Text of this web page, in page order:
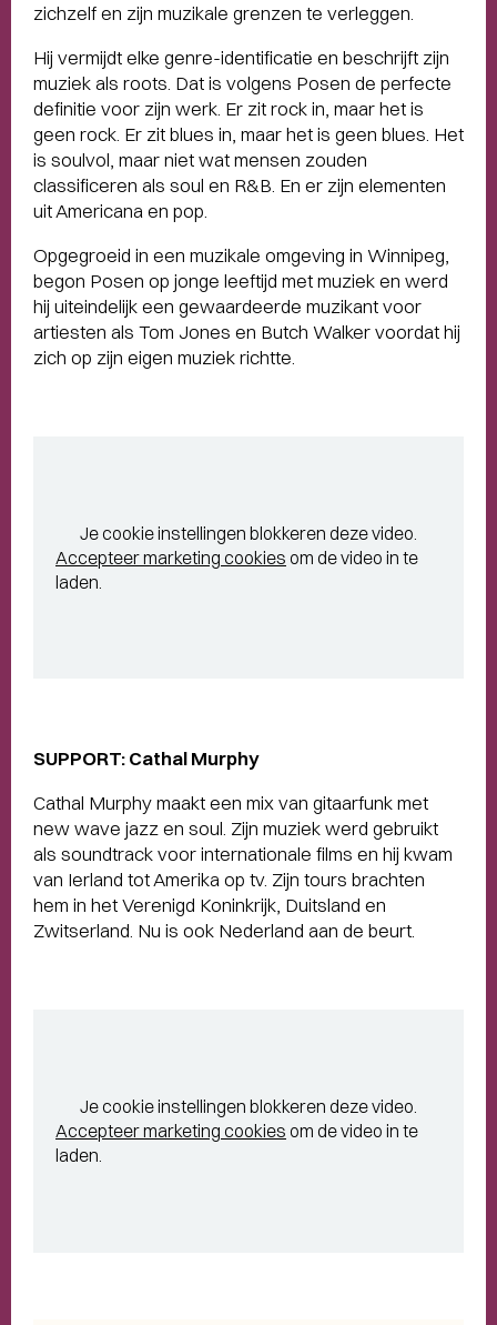
zichzelf en zijn muzikale grenzen te verleggen.
Hij vermijdt elke genre-identificatie en beschrijft zijn
muziek als roots. Dat is volgens Posen de perfecte
definitie voor zijn werk. Er zit rock in, maar het is
geen rock. Er zit blues in, maar het is geen blues. Het
is soulvol, maar niet wat mensen zouden
classificeren als soul en R&B. En er zijn elementen
uit Americana en pop.
Opgegroeid in een muzikale omgeving in Winnipeg,
begon Posen op jonge leeftijd met muziek en werd
hij uiteindelijk een gewaardeerde muzikant voor
artiesten als Tom Jones en Butch Walker voordat hij
zich op zijn eigen muziek richtte.
Je cookie instellingen blokkeren deze video.
Accepteer marketing cookies om de video in te
laden.
SUPPORT: Cathal Murphy
Cathal Murphy maakt een mix van gitaarfunk met
new wave jazz en soul. Zijn muziek werd gebruikt
als soundtrack voor internationale films en hij kwam
van Ierland tot Amerika op tv. Zijn tours brachten
hem in het Verenigd Koninkrijk, Duitsland en
Zwitserland. Nu is ook Nederland aan de beurt.
Je cookie instellingen blokkeren deze video.
Accepteer marketing cookies om de video in te
laden.